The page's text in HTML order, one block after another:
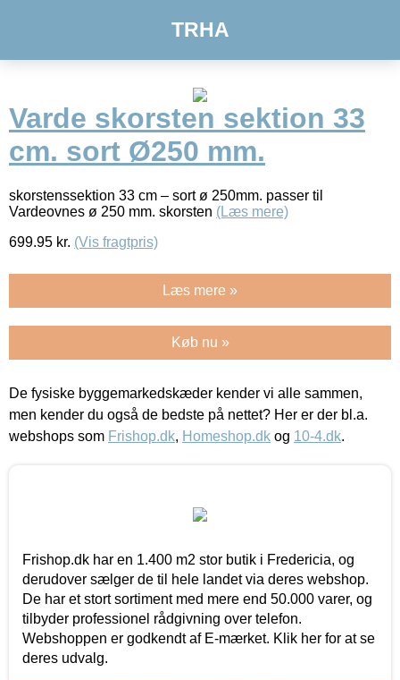
TRHA
Varde skorsten sektion 33
cm. sort Ø250 mm.
skorstenssektion 33 cm – sort ø 250mm. passer til
Vardeovnes ø 250 mm. skorsten (Læs mere)
699.95 kr. (Vis fragtpris)
Læs mere »
Køb nu »
De fysiske byggemarkedskæder kender vi alle sammen,
men kender du også de bedste på nettet? Her er der bl.a.
webshops som Frishop.dk, Homeshop.dk og 10-4.dk.
Frishop.dk har en 1.400 m2 stor butik i Fredericia, og
derudover sælger de til hele landet via deres webshop.
De har et stort sortiment med mere end 50.000 varer, og
tilbyder professionel rådgivning over telefon.
Webshoppen er godkendt af E-mærket. Klik her for at se
deres udvalg.